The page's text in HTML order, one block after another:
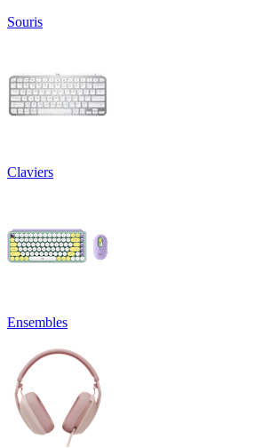
Souris
Claviers
Ensembles